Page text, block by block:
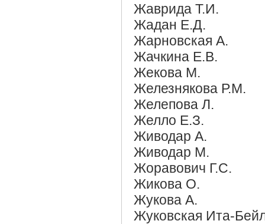
Жаврида Т.И.
Жадан Е.Д.
Жарновская А.
Жачкина Е.В.
Жекова М.
Железнякова Р.М.
Желепова Л.
Желло Е.З.
Живодар А.
Живодар М.
Жоравович Г.С.
Жикова О.
Жукова А.
Жуковская Ита-